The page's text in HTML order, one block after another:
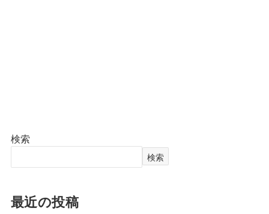
検索
検索
最近の投稿